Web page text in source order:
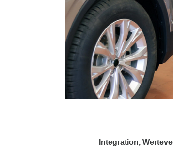
Integration,